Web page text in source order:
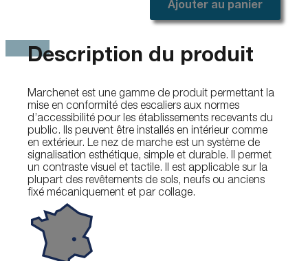
Ajouter au panier
Description du produit
Marchenet est une gamme de produit permettant la
mise en conformité des escaliers aux normes
d’accessibilité pour les établissements recevants du
public. Ils peuvent être installés en intérieur comme
en extérieur. Le nez de marche est un système de
signalisation esthétique, simple et durable. Il permet
un contraste visuel et tactile. Il est applicable sur la
plupart des revêtements de sols, neufs ou anciens
fixé mécaniquement et par collage.